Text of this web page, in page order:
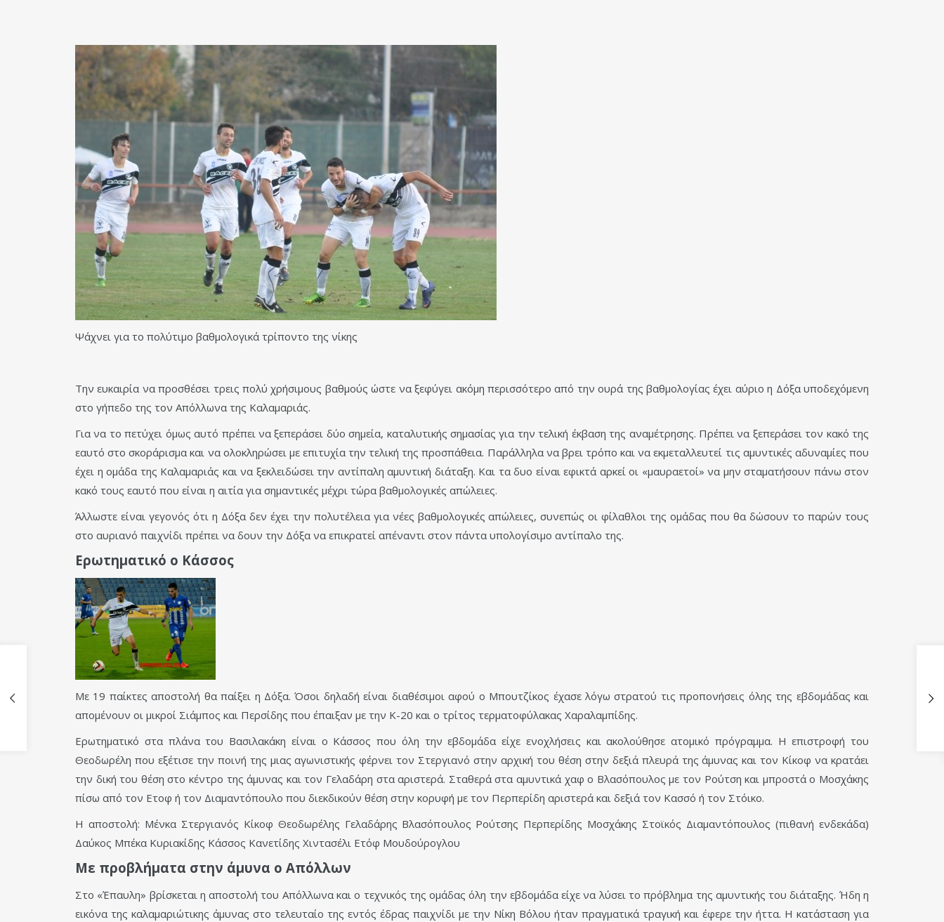
Ψάχνει για το πολύτιμο βαθμολογικά τρίποντο της νίκης
Την ευκαιρία να προσθέσει τρεις πολύ χρήσιμους βαθμούς ώστε να ξεφύγει ακόμη περισσότερο από την ουρά της βαθμολογίας έχει αύριο η Δόξα υποδεχόμενη
στο γήπεδο της τον Απόλλωνα της Καλαμαριάς.
Για να το πετύχει όμως αυτό πρέπει να ξεπεράσει δύο σημεία, καταλυτικής σημασίας για την τελική έκβαση της αναμέτρησης. Πρέπει να ξεπεράσει τον κακό της
εαυτό στο σκοράρισμα και να ολοκληρώσει με επιτυχία την τελική της προσπάθεια. Παράλληλα να βρει τρόπο και να εκμεταλλευτεί τις αμυντικές αδυναμίες που
έχει η ομάδα της Καλαμαριάς και να ξεκλειδώσει την αντίπαλη αμυντική διάταξη. Και τα δυο είναι εφικτά αρκεί οι «μαυραετοί» να μην σταματήσουν πάνω στον
κακό τους εαυτό που είναι η αιτία για σημαντικές μέχρι τώρα βαθμολογικές απώλειες.
Άλλωστε είναι γεγονός ότι η Δόξα δεν έχει την πολυτέλεια για νέες βαθμολογικές απώλειες, συνεπώς οι φίλαθλοι της ομάδας που θα δώσουν το παρών τους
στο αυριανό παιχνίδι πρέπει να δουν την Δόξα να επικρατεί απέναντι στον πάντα υπολογίσιμο αντίπαλο της.
Ερωτηματικό ο Κάσσος
Με 19 παίκτες αποστολή θα παίξει η Δόξα. Όσοι δηλαδή είναι διαθέσιμοι αφού ο Μπουτζίκος έχασε λόγω στρατού τις προπονήσεις όλης της εβδομάδας και
απομένουν οι μικροί Σιάμπος και Περσίδης που έπαιξαν με την Κ-20 και ο τρίτος τερματοφύλακας Χαραλαμπίδης.
Ερωτηματικό στα πλάνα του Βασιλακάκη είναι ο Κάσσος που όλη την εβδομάδα είχε ενοχλήσεις και ακολούθησε ατομικό πρόγραμμα. Η επιστροφή του
Θεοδωρέλη που εξέτισε την ποινή της μιας αγωνιστικής φέρνει τον Στεργιανό στην αρχική του θέση στην δεξιά πλευρά της άμυνας και τον Κίκοφ να κρατάει
την δική του θέση στο κέντρο της άμυνας και τον Γελαδάρη στα αριστερά. Σταθερά στα αμυντικά χαφ ο Βλασόπουλος με τον Ρούτση και μπροστά ο Μοσχάκης
πίσω από τον Ετοφ ή τον Διαμαντόπουλο που διεκδικούν θέση στην κορυφή με τον Περπερίδη αριστερά και δεξιά τον Κασσό ή τον Στόικο.
Η αποστολή: Μένκα Στεργιανός Κίκοφ Θεοδωρέλης Γελαδάρης Βλασόπουλος Ρούτσης Περπερίδης Μοσχάκης Στοϊκός Διαμαντόπουλος (πιθανή ενδεκάδα)
Δαύκος Μπέκα Κυριακίδης Κάσσος Κανετίδης Χιντασέλι Ετόφ Μουδούρογλου
Με προβλήματα στην άμυνα ο Απόλλων
Στο «Έπαυλη» βρίσκεται η αποστολή του Απόλλωνα και ο τεχνικός της ομάδας όλη την εβδομάδα είχε να λύσει το πρόβλημα της αμυντικής του διάταξης. Ήδη η
εικόνα της καλαμαριώτικης άμυνας στο τελευταίο της εντός έδρας παιχνίδι με την Νίκη Βόλου ήταν πραγματικά τραγική και έφερε την ήττα. Η κατάσταση για